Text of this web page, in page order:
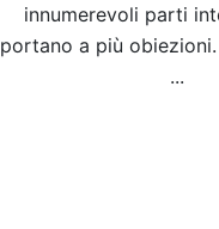
innumerevoli parti
portano a più
...